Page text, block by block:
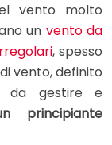
vento molto
un vento da
, spesso
vento, definito
da gestire e
principiante